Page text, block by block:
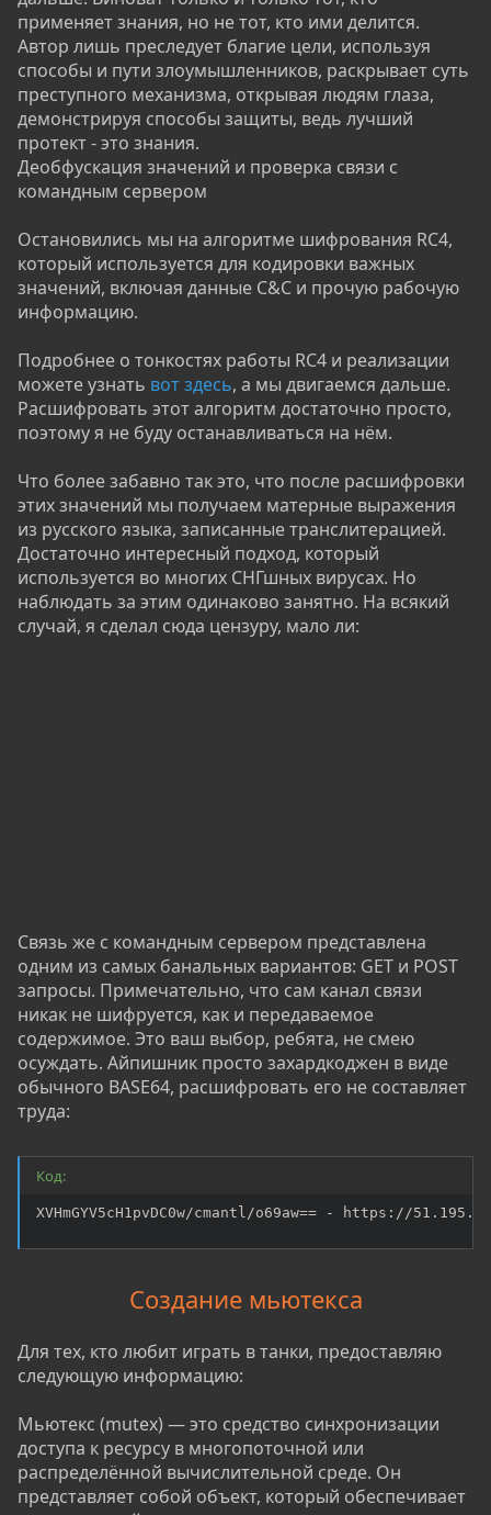
применяет знания, но не тот, кто ими делится.
Автор лишь преследует благие цели, используя
способы и пути злоумышленников, раскрывает суть
преступного механизма, открывая людям глаза,
демонстрируя способы защиты, ведь лучший
протект - это знания.
Деобфускация значений и проверка связи с
командным сервером
Остановились мы на алгоритме шифрования RC4,
который используется для кодировки важных
значений, включая данные C&C и прочую рабочую
информацию.
Подробнее о тонкостях работы RC4 и реализации
можете узнать вот здесь, а мы двигаемся дальше.
Расшифровать этот алгоритм достаточно просто,
поэтому я не буду останавливаться на нём.
Что более забавно так это, что после расшифровки
этих значений мы получаем матерные выражения
из русского языка, записанные транслитерацией.
Достаточно интересный подход, который
используется во многих СНГшных вирусах. Но
наблюдать за этим одинаково занятно. На всякий
случай, я сделал сюда цензуру, мало ли:
Связь же с командным сервером представлена
одним из самых банальных вариантов: GET и POST
запросы. Примечательно, что сам канал связи
никак не шифруется, как и передаваемое
содержимое. Это ваш выбор, ребята, не смею
осуждать. Айпишник просто захардкоджен в виде
обычного BASE64, расшифровать его не составляет
труда:
Код:
XVHmGYV5cH1pvDC0w/cmantl/o69aw== - https://
Создание мьютекса
Для тех, кто любит играть в танки, предоставляю
следующую информацию:
Мьютекс (mutex) — это средство синхронизации
доступа к ресурсу в многопоточной или
распределённой вычислительной среде. Он
представляет собой объект, который обеспечивает